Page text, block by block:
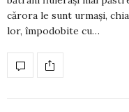
cărora le sunt urmași,
lor, împodobite cu…